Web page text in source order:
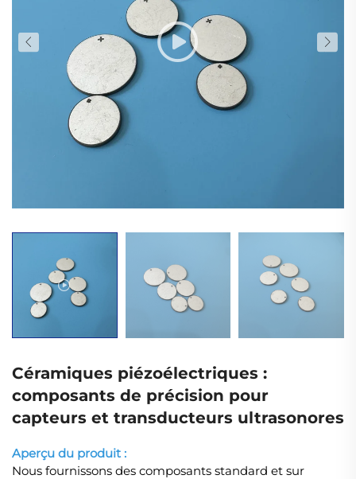
Céramiques piézoélectriques :
composants de précision pour
capteurs et transducteurs ultrasonores
Aperçu du produit :
Nous fournissons des composants standard et sur